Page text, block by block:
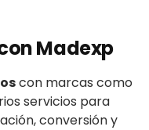
Madexp
con marcas como
servicios para
conversión y